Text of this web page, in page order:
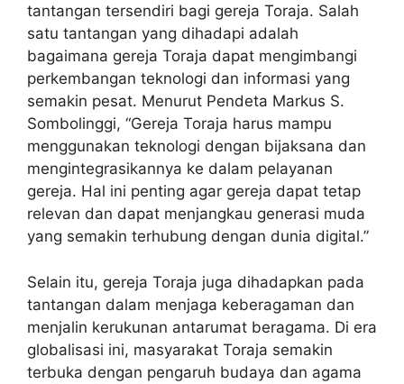
tantangan tersendiri bagi gereja Toraja. Salah
satu tantangan yang dihadapi adalah
bagaimana gereja Toraja dapat mengimbangi
perkembangan teknologi dan informasi yang
semakin pesat. Menurut Pendeta Markus S.
Sombolinggi, “Gereja Toraja harus mampu
menggunakan teknologi dengan bijaksana dan
mengintegrasikannya ke dalam pelayanan
gereja. Hal ini penting agar gereja dapat tetap
relevan dan dapat menjangkau generasi muda
yang semakin terhubung dengan dunia digital.”
Selain itu, gereja Toraja juga dihadapkan pada
tantangan dalam menjaga keberagaman dan
menjalin kerukunan antarumat beragama. Di era
globalisasi ini, masyarakat Toraja semakin
terbuka dengan pengaruh budaya dan agama